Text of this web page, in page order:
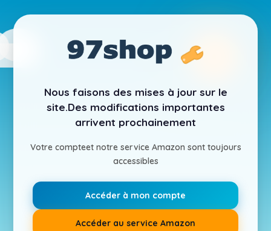
Nous faisons des mises à jour sur le
site.Des modifications importantes
arrivent prochainement
Votre compteet notre service Amazon sont toujours
accessibles
Accéder à mon compte
Accéder au service Amazon